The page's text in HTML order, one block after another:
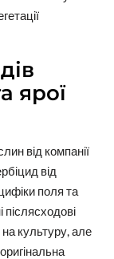
ярої
від компанії
від
поля та
післясходові
культуру, але